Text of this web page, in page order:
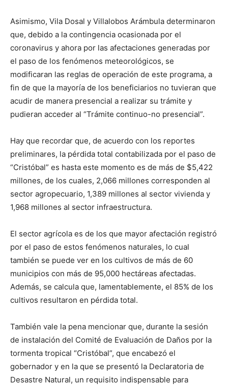
Asimismo, Vila Dosal y Villalobos Arámbula determinaron
que, debido a la contingencia ocasionada por el
coronavirus y ahora por las afectaciones generadas por
el paso de los fenómenos meteorológicos, se
modificaran las reglas de operación de este programa, a
fin de que la mayoría de los beneficiarios no tuvieran que
acudir de manera presencial a realizar su trámite y
pudieran acceder al “Trámite continuo-no presencial”.
Hay que recordar que, de acuerdo con los reportes
preliminares, la pérdida total contabilizada por el paso de
“Cristóbal” es hasta este momento es de más de $5,422
millones, de los cuales, 2,066 millones corresponden al
sector agropecuario, 1,389 millones al sector vivienda y
1,968 millones al sector infraestructura.
El sector agrícola es de los que mayor afectación registró
por el paso de estos fenómenos naturales, lo cual
también se puede ver en los cultivos de más de 60
municipios con más de 95,000 hectáreas afectadas.
Además, se calcula que, lamentablemente, el 85% de los
cultivos resultaron en pérdida total.
También vale la pena mencionar que, durante la sesión
de instalación del Comité de Evaluación de Daños por la
tormenta tropical “Cristóbal”, que encabezó el
gobernador y en la que se presentó la Declaratoria de
Desastre Natural, un requisito indispensable para